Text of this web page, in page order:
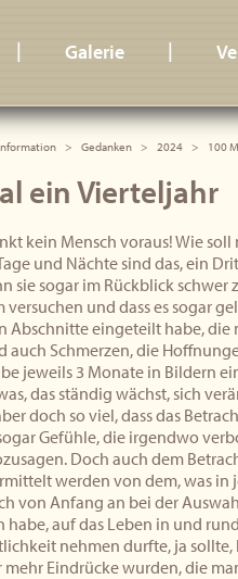
| Galerie |
Gedanken 2024 100
ein Vierteljahr
kein Mensch voraus! Wie
und Nächte sind das, ein
sie sogar im Rückblick
versuchen und dass es sogar
Abschnitte eingeteilt habe,
auch Schmerzen, die
jeweils 3 Monate in Bildern
das ständig wächst, sich
doch so viel, dass das
Gefühle, die irgendwo
Doch auch dem
werden von dem, was
von Anfang an bei der
auf das Leben in und
nehmen durfte, ja sollte,
Eindrücke wurden, die